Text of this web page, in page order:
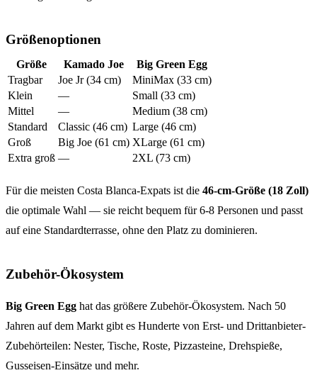
Größenoptionen
Größe Kamado Joe
Big Green Egg
Tragbar
Joe Jr (34 cm)
MiniMax (33 cm)
Klein
—
Small (33 cm)
Mittel
—
Medium (38 cm)
Standard
Classic (46 cm) Large (46 cm)
Groß
Big Joe (61 cm) XLarge (61 cm)
Extra groß — 2XL (73 cm)
Für die meisten Costa Blanca-Expats ist die 46-cm-Größe (18 Zoll)
die optimale Wahl — sie reicht bequem für 6-8 Personen und passt
auf eine Standardterrasse, ohne den Platz zu dominieren.
Zubehör-Ökosystem
Big Green Egg hat das größere Zubehör-Ökosystem. Nach 50
Jahren auf dem Markt gibt es Hunderte von Erst- und Drittanbieter-
Zubehörteilen: Nester, Tische, Roste, Pizzasteine, Drehspieße,
Gusseisen-Einsätze und mehr.